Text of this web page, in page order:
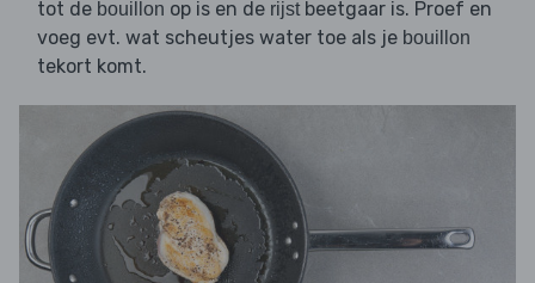
tot de bouillon op is en de rijstbeetgaar is. Proef en
voeg evt. wat scheutjes water toe als je bouillon
tekort komt.